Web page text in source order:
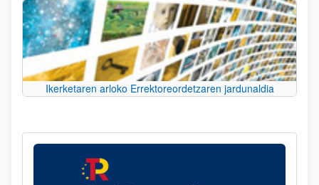
Ikerketaren arloko Errektoreordetzaren jardunaldia